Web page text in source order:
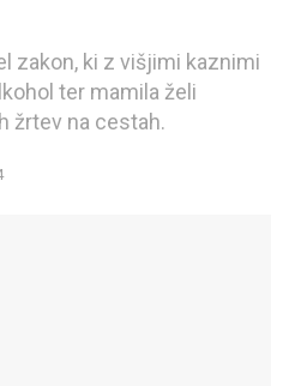
zakon, ki z višjimi kaznimi
ter mamila želi
žrtev na cestah.